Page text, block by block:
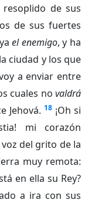
de sus
de sus fuertes
el enemigo, y ha
ciudad y los que
a enviar entre
cuales no valdrá
Jehová. 18 ¡Oh si
mi corazón
del grito de la
muy remota:
en ella su Rey?
a ira con sus